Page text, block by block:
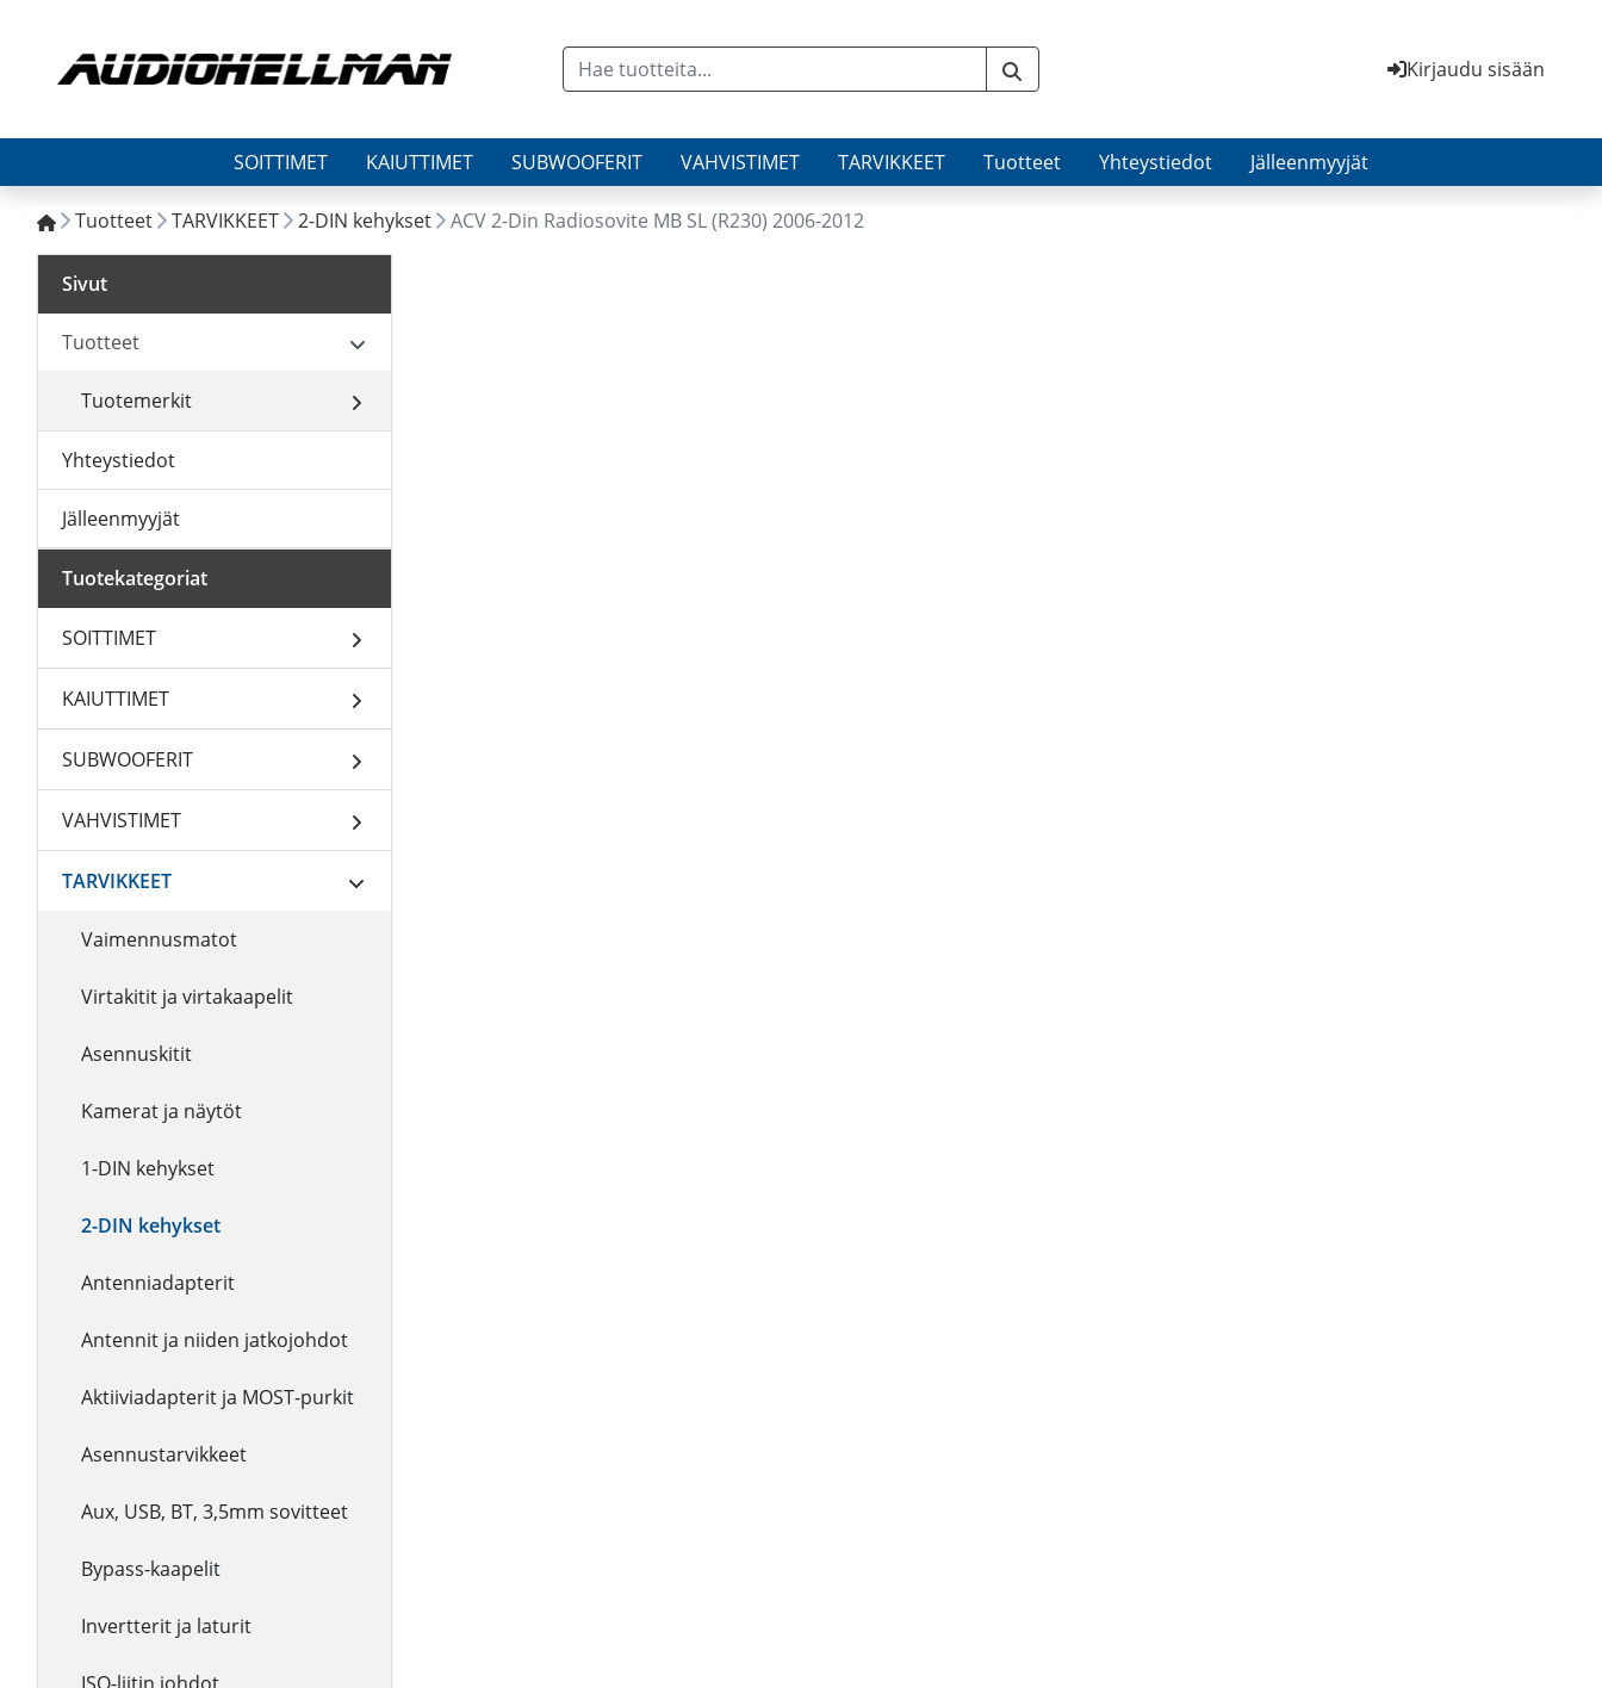
Kirjaudu sisään
SOITTIMET KAIUTTIMET SUBWOOFERIT VAHVISTIMET TARVIKKEET Tuotteet Yhteystiedot Jälleenmyyjät
Tuotteet TARVIKKEET 2-DIN kehykset ACV 2-Din Radiosovite MB SL (R230) 2006-2012
Sivut
Tuotteet
Tuotemerkit
Yhteystiedot
Jälleenmyyjät
Tuotekategoriat
SOITTIMET
KAIUTTIMET
SUBWOOFERIT
VAHVISTIMET
TARVIKKEET
Vaimennusmatot
Virtakitit ja virtakaapelit
Asennuskitit
Kamerat ja näytöt
1-DIN kehykset
2-DIN kehykset
Antenniadapterit
Antennit ja niiden jatkojohdot
Aktiiviadapterit ja MOST-purkit
Asennustarvikkeet
Aux, USB, BT, 3,5mm sovitteet
Bypass-kaapelit
Invertterit ja laturit